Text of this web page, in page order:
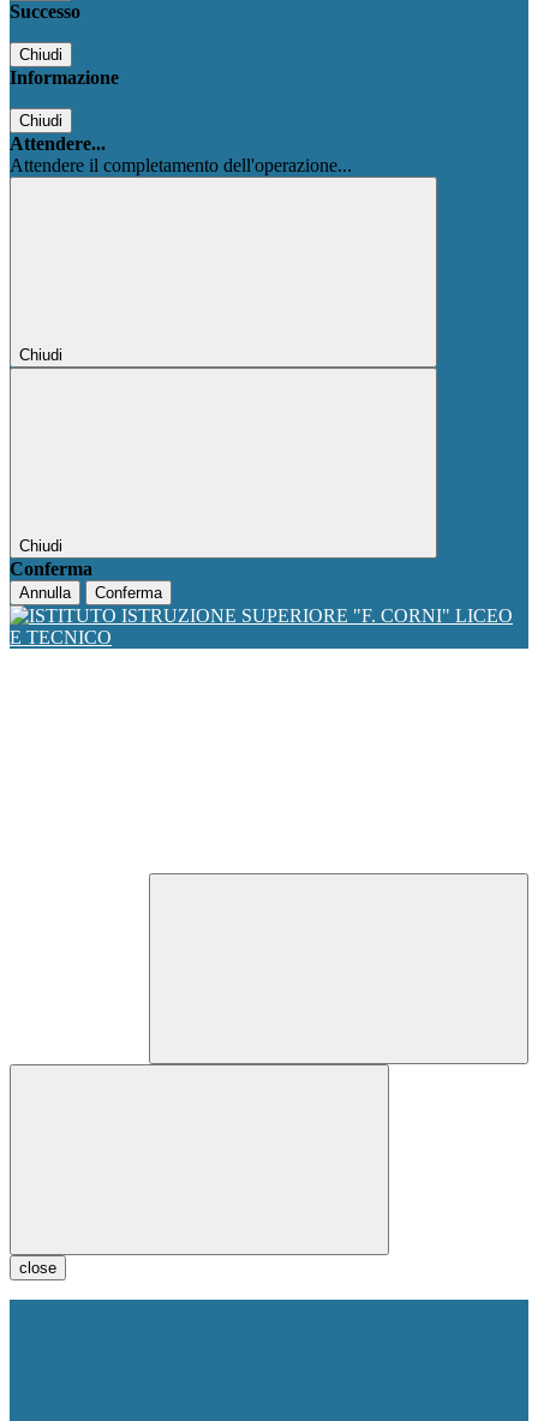
Successo
Chiudi
Informazione
Chiudi
Attendere...
Attendere il completamento dell'operazione...
Chiudi
Chiudi
Conferma
Annulla Conferma
close